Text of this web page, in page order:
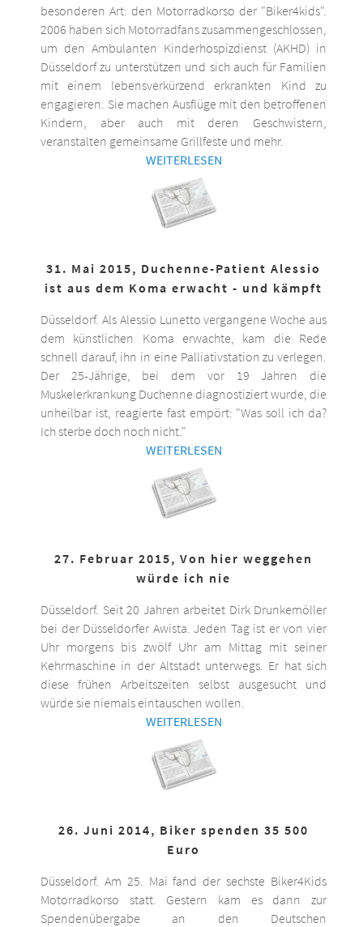
besonderen Art: den Motorradkorso der "Biker4kids".
2006 haben sich Motorradfans zusammengeschlossen,
um den Ambulanten Kinderhospizdienst (AKHD) in
Düsseldorf zu unterstützen und sich auch für Familien
mit einem lebensverkürzend erkrankten Kind zu
engagieren. Sie machen Ausflüge mit den betroffenen
Kindern, aber auch mit deren Geschwistern,
veranstalten gemeinsame Grillfeste und mehr.
WEITERLESEN
31. Mai 2015, Duchenne-Patient Alessio
ist aus dem Koma erwacht - und kämpft
Düsseldorf. Als Alessio Lunetto vergangene Woche aus
dem künstlichen Koma erwachte, kam die Rede
schnell darauf, ihn in eine Palliativstation zu verlegen.
Der 25-Jährige, bei dem vor 19 Jahren die
Muskelerkrankung Duchenne diagnostiziert wurde, die
unheilbar ist, reagierte fast empört: "Was soll ich da?
Ich sterbe doch noch nicht."
WEITERLESEN
27. Februar 2015, Von hier weggehen
würde ich nie
Düsseldorf. Seit 20 Jahren arbeitet Dirk Drunkemöller
bei der Düsseldorfer Awista. Jeden Tag ist er von vier
Uhr morgens bis zwölf Uhr am Mittag mit seiner
Kehrmaschine in der Altstadt unterwegs. Er hat sich
diese frühen Arbeitszeiten selbst ausgesucht und
würde sie niemals eintauschen wollen.
WEITERLESEN
26. Juni 2014, Biker spenden 35 500
Euro
Düsseldorf. Am 25. Mai fand der sechste Biker4Kids
Motorradkorso statt. Gestern kam es dann zur
Spendenübergabe an den Deutschen